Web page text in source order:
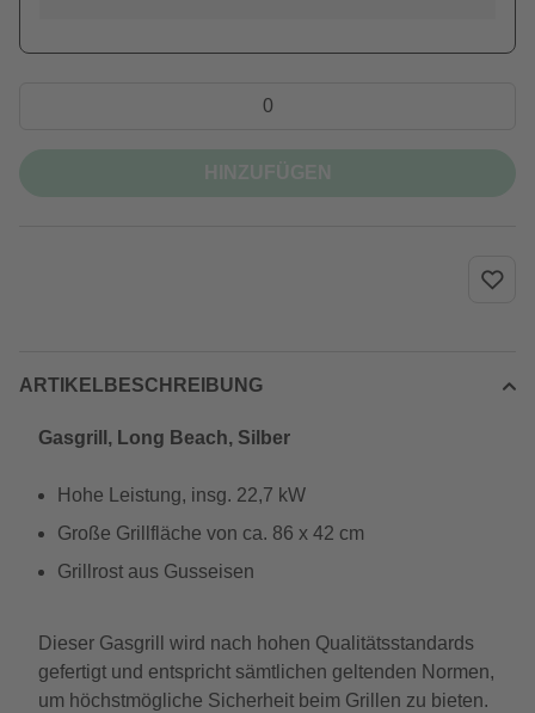
ARTIKELBESCHREIBUNG
Gasgrill, Long Beach, Silber
Hohe Leistung, insg. 22,7 kW
Große Grillfläche von ca. 86 x 42 cm
Grillrost aus Gusseisen
Dieser Gasgrill wird nach hohen Qualitätsstandards
gefertigt und entspricht sämtlichen geltenden Normen,
um höchstmögliche Sicherheit beim Grillen zu bieten.